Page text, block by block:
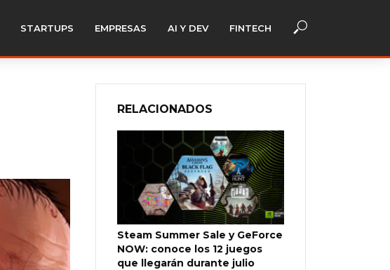
STARTUPS EMPRESAS AI Y DEV FINTECH
RELACIONADOS
Steam Summer Sale y GeForce
NOW: conoce los 12 juegos
que llegarán durante julio